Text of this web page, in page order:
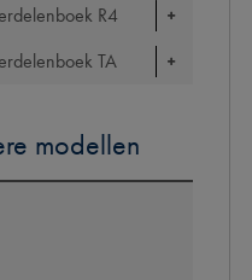
R4
TA
modellen